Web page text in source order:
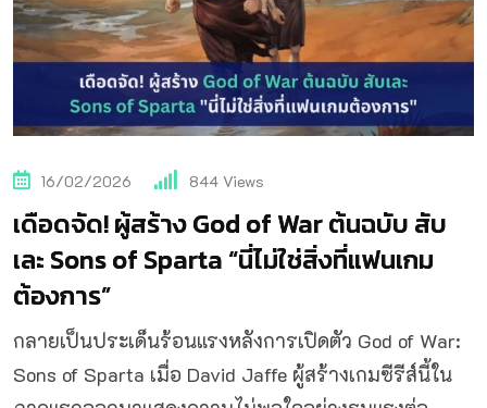
16/02/2026 844 Views
เดือดจัด! ผู้สร้าง God of War ต้นฉบับ สับ
เละ Sons of Sparta “นี่ไม่ใช่สิ่งที่แฟนเกม
ต้องการ”
กลายเป็นประเด็นร้อนแรงหลังการเปิดตัว God of War:
Sons of Sparta เมื่อ David Jaffe ผู้สร้างเกมซีรีส์นี้ใน